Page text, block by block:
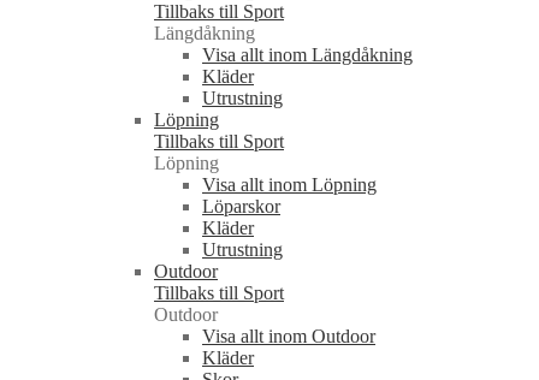
Tillbaks till Sport
Längdåkning
Visa allt inom Längdåkning
Kläder
Utrustning
Löpning
Tillbaks till Sport
Löpning
Visa allt inom Löpning
Löparskor
Kläder
Utrustning
Outdoor
Tillbaks till Sport
Outdoor
Visa allt inom Outdoor
Kläder